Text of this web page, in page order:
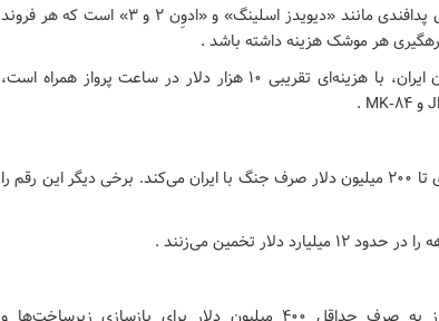
• هزینه اصلی ناشی از فعال‌سازی سامانه‌های پدافندی مانند «دیویدز اسلینگ» و «ادوِن ۲ و ۳» است که هر فروند
• پروازهای مکرر جنگنده‌های F‑۳۵ تا آسمان ایران، با هزینه‌ای تقریبی ۱۰ هزار دلار در ساعت پرواز همراه است،
• برآوردهای اولیه نشان می‌دهد اسرائیل روزی تا ۲۰۰ میلیون دلار صرف جنگ با ایران می‌کند. برخی دیگر این رقم را
تخمین می‌زنند .